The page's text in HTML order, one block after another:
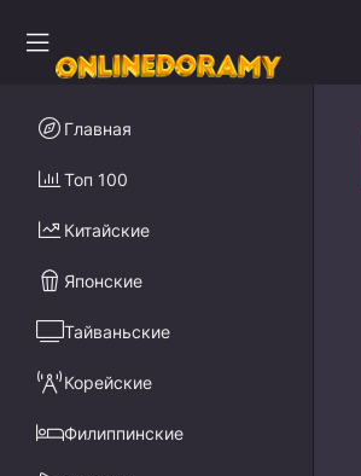
Главная
Топ 100
Китайские
Японские
Тайваньские
Корейские
Филиппинские